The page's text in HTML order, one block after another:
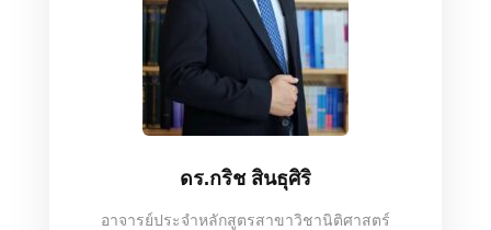
ดร.กริช สินธุศิริ
อาจารย์ประจำหลักสูตรสาขาวิชานิติศาสตร์